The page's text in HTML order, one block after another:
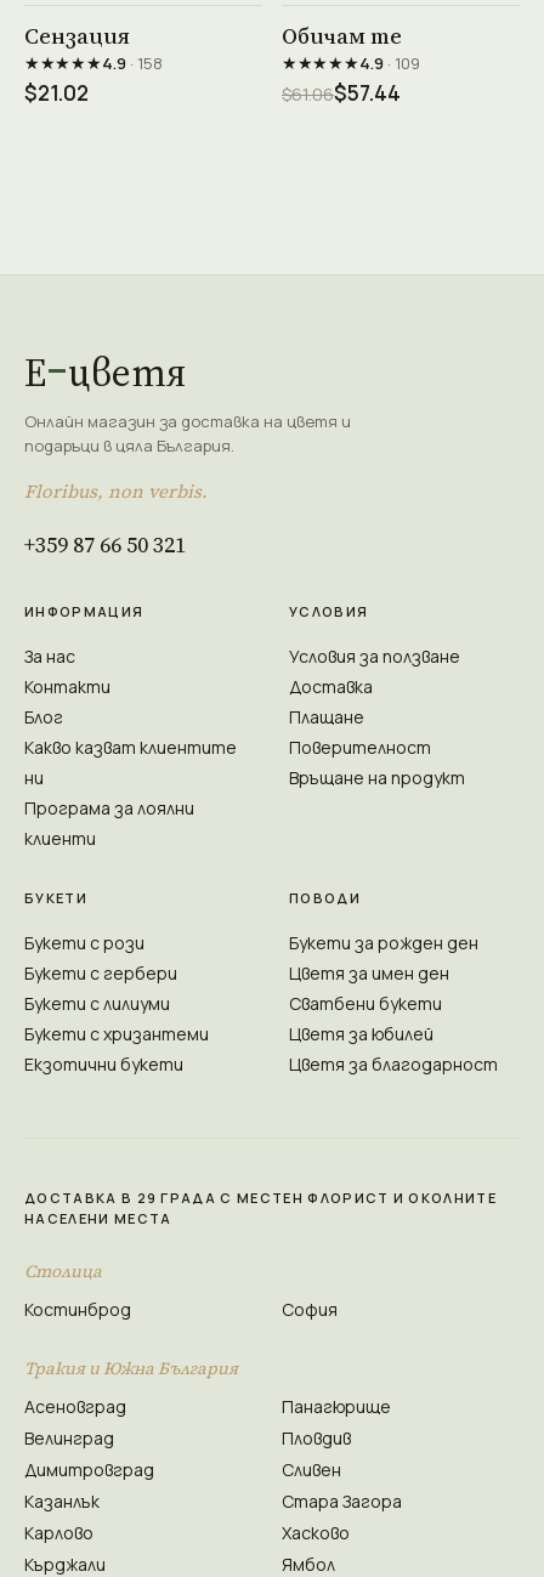
Сензация
★★★★★4.9· 158
$21.02
Обичам те
★★★★★4.9· 109
$61.06$57.44
Е цветя
Онлайн магазин за доставка на цветя и
подаръци в цяла България.
Floribus, non verbis.
+359 87 66 50 321
ИНФОРМАЦИЯ
За нас
Контакти
Блог
Какво казват клиентите
ни
Програма за лоялни
клиенти
УСЛОВИЯ
Условия за ползване
Доставка
Плащане
Поверителност
Връщане на продукт
БУКЕТИ
Букети с рози
Букети с гербери
Букети с лилиуми
Букети с хризантеми
Екзотични букети
ПОВОДИ
Букети за рожден ден
Цветя за имен ден
Сватбени букети
Цветя за юбилей
Цветя за благодарност
ДОСТАВКА В 29 ГРАДА С МЕСТЕН ФЛОРИСТ И ОКОЛНИТЕ
НАСЕЛЕНИ МЕСТА
Столица
Костинброд София
Тракия и Южна България
Асеновград
Велинград
Димитровград
Казанлък
Карлово
Кърджали
Панагюрище
Пловдив
Сливен
Стара Загора
Хасково
Ямбол